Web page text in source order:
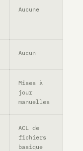
Aucune
Aucun
Mises à
jour
manuelles
ACL de
fichiers
basique